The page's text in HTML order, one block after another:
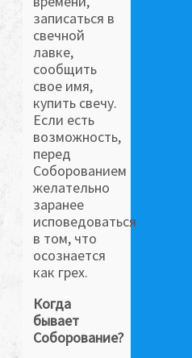
записаться в
свечной
лавке,
сообщить
свое имя,
купить свечу.
Если есть
возможность,
перед
Соборованием
желательно
заранее
исповедоваться
в том, что
осознается
как грех.
Когда
бывает
Соборование?